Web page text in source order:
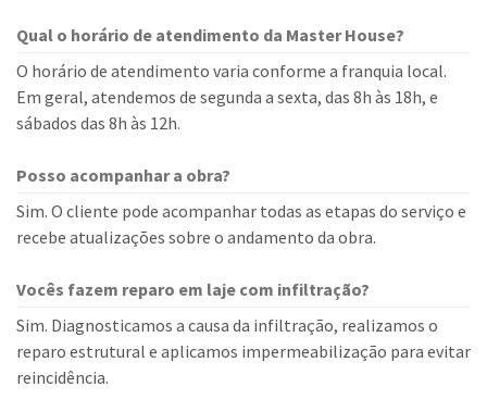
Qual o horário de atendimento da Master House?
O horário de atendimento varia conforme a franquia local.
Em geral, atendemos de segunda a sexta, das 8h às 18h, e
sábados das 8h às 12h.
Posso acompanhar a obra?
Sim. O cliente pode acompanhar todas as etapas do serviço e
recebe atualizações sobre o andamento da obra.
Vocês fazem reparo em laje com infiltração?
Sim. Diagnosticamos a causa da infiltração, realizamos o
reparo estrutural e aplicamos impermeabilização para evitar
reincidência.